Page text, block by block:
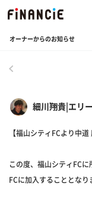
オーナーからのお知らせ
細川翔貴|エリ
【福山シティFCより中
この度、福山シティFC
FCに加入することとなり